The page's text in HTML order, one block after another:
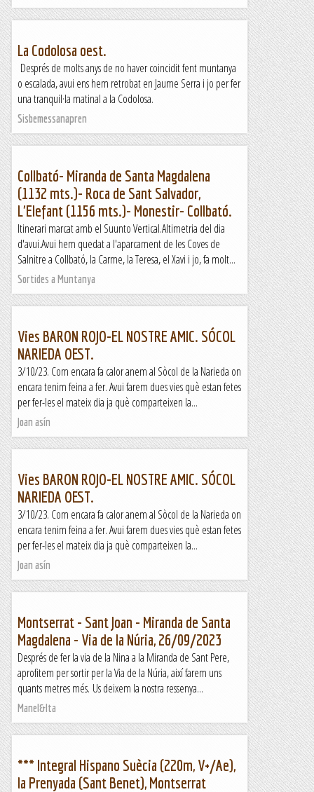
La Codolosa oest.
Després de molts anys de no haver coincidit fent muntanya
o escalada, avui ens hem retrobat en Jaume Serra i jo per fer
una tranquil·la matinal a la Codolosa.
Sisbemessanapren
Collbató- Miranda de Santa Magdalena
(1132 mts.)- Roca de Sant Salvador,
L'Elefant (1156 mts.)- Monestir- Collbató.
Itinerari marcat amb el Suunto Vertical.Altimetria del dia
d'avui.Avui hem quedat a l'aparcament de les Coves de
Salnitre a Collbató, la Carme, la Teresa, el Xavi i jo, fa molt...
Sortides a Muntanya
Vies BARON ROJO-EL NOSTRE AMIC. SÓCOL
NARIEDA OEST.
3/10/23. Com encara fa calor anem al Sòcol de la Narieda on
encara tenim feina a fer. Avui farem dues vies què estan fetes
per fer-les el mateix dia ja què comparteixen la...
Joan asín
Vies BARON ROJO-EL NOSTRE AMIC. SÓCOL
NARIEDA OEST.
3/10/23. Com encara fa calor anem al Sòcol de la Narieda on
encara tenim feina a fer. Avui farem dues vies què estan fetes
per fer-les el mateix dia ja què comparteixen la...
Joan asín
Montserrat - Sant Joan - Miranda de Santa
Magdalena - Via de la Núria, 26/09/2023
Després de fer la via de la Nina a la Miranda de Sant Pere,
aprofitem per sortir per la Via de la Núria, així farem uns
quants metres més. Us deixem la nostra ressenya...
Manel&Ita
*** Integral Hispano Suècia (220m, V+/Ae),
la Prenyada (Sant Benet), Montserrat